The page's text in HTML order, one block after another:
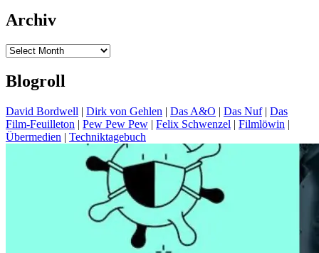
Archiv
Archiv
Blogroll
David Bordwell | Dirk von Gehlen | Das A&O | Das Nuf| Das
Film-Feuilleton | Pew Pew Pew | Felix Schwenzel | Filmlöwin |
Übermedien | Techniktagebuch